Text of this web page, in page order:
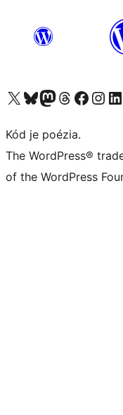
Navštívte náš účet na X (predtým Twitter)
Navštívte náš účet na platforme Bluesky
Navštívte náš účet na
Navštívte náš účet na platforme Threads
Navštívte našu
Navštívte
Kód je poézia.
The WordPress®
of the WordPress